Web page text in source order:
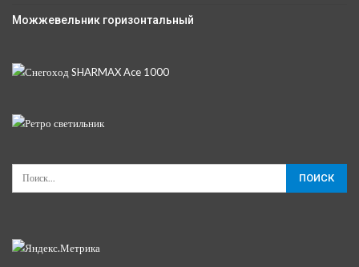
Можжевельник горизонтальный